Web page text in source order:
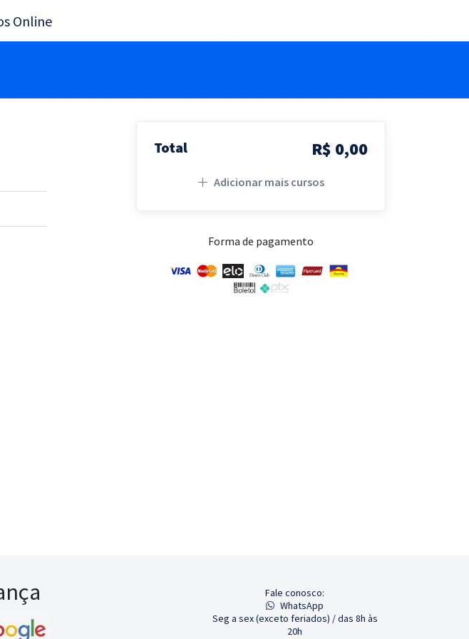
Total R$ 0,00
Adicionar mais cursos
Forma de pagamento
Fale conosco:
WhatsApp
Seg a sex (exceto feriados) / das 8h às
20h